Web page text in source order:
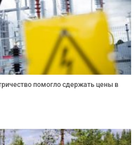
помогло сдержать цены в